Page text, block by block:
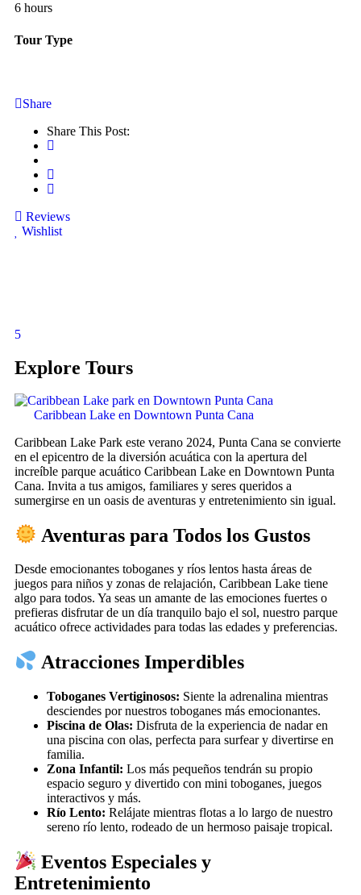
6 hours
Tour Type
Share
Share This Post:
Reviews
Wishlist
5
Explore Tours
Caribbean Lake en Downtown Punta Cana
Caribbean Lake Park este verano 2024, Punta Cana se convierte
en el epicentro de la diversión acuática con la apertura del
increíble parque acuático Caribbean Lake en Downtown Punta
Cana. Invita a tus amigos, familiares y seres queridos a
sumergirse en un oasis de aventuras y entretenimiento sin igual.
Aventuras para Todos los Gustos
Desde emocionantes toboganes y ríos lentos hasta áreas de
juegos para niños y zonas de relajación, Caribbean Lake tiene
algo para todos. Ya seas un amante de las emociones fuertes o
prefieras disfrutar de un día tranquilo bajo el sol, nuestro parque
acuático ofrece actividades para todas las edades y preferencias.
Atracciones Imperdibles
Toboganes Vertiginosos: Siente la adrenalina mientras
desciendes por nuestros toboganes más emocionantes.
Piscina de Olas: Disfruta de la experiencia de nadar en
una piscina con olas, perfecta para surfear y divertirse en
familia.
Zona Infantil: Los más pequeños tendrán su propio
espacio seguro y divertido con mini toboganes, juegos
interactivos y más.
Río Lento: Relájate mientras flotas a lo largo de nuestro
sereno río lento, rodeado de un hermoso paisaje tropical.
Eventos Especiales y
Entretenimiento